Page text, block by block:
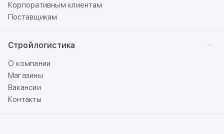
Корпоративным клиентам
Поставщикам
Стройлогистика
О компании
Магазины
Вакансии
Контакты